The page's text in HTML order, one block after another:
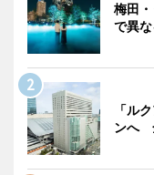
梅田
で異
「ル
ンへ